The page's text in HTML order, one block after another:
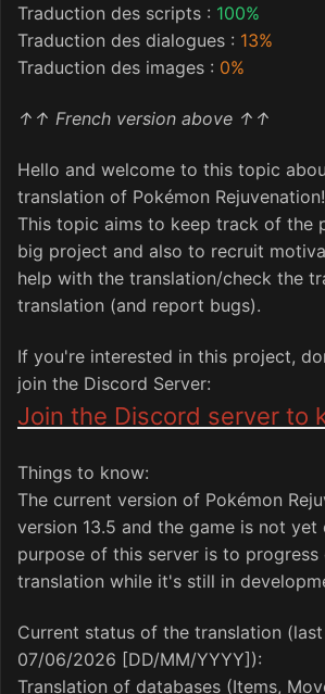
Traduction des scripts : 100%
Traduction des dialogues : 13%
Traduction des images : 0%
↑↑ French version above ↑↑
Hello and welcome to this topic
translation of Pokémon Rejuvenation!
This topic aims to keep track of the
big project and also to recruit
help with the translation/check the
translation (and report bugs).
If you're interested in this project,
join the Discord Server:
Join the Discord server to
Things to know:
The current version of Pokémon
version 13.5 and the game is not yet
purpose of this server is to progress
translation while it's still in
Current status of the translation
07/06/2026 [DD/MM/YYYY]):
Translation of databases (Items,